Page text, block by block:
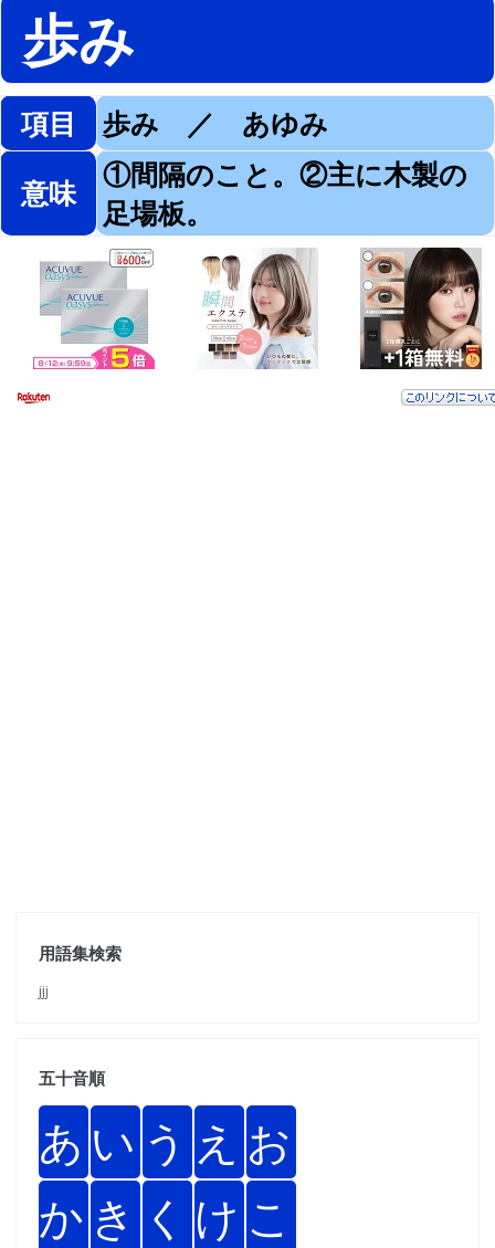
歩み
項目
歩み ／ あゆみ
意味
①間隔のこと。②主に木製の
足場板。
用語集検索
jjj
五十音順
あ い う え お
か き く け こ